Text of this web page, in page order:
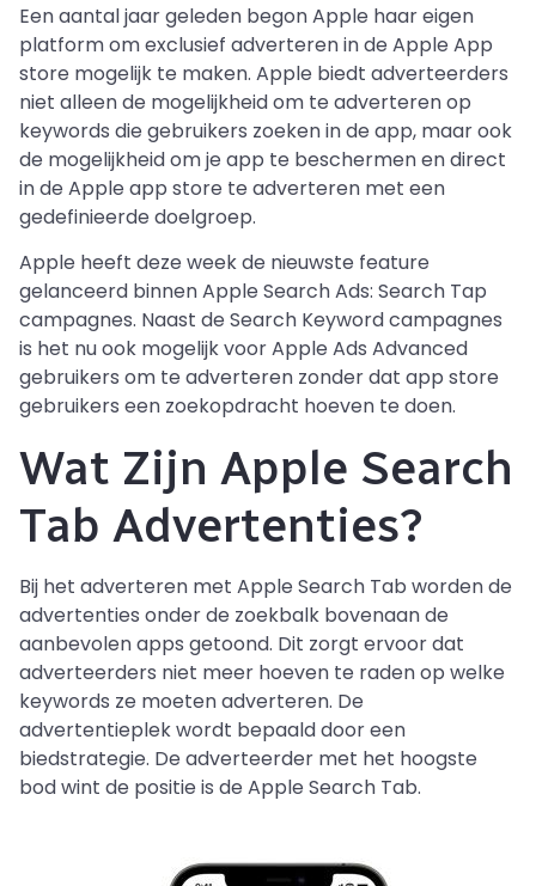
Een aantal jaar geleden begon Apple haar eigen
platform om exclusief adverteren in de Apple App
store mogelijk te maken. Apple biedt adverteerders
niet alleen de mogelijkheid om te adverteren op
keywords die gebruikers zoeken in de app, maar ook
de mogelijkheid om je app te beschermen en direct
in de Apple app store te adverteren met een
gedefinieerde doelgroep.
Apple heeft deze week de nieuwste feature
gelanceerd binnen Apple Search Ads: Search Tap
campagnes. Naast de Search Keyword campagnes
is het nu ook mogelijk voor Apple Ads Advanced
gebruikers om te adverteren zonder dat app store
gebruikers een zoekopdracht hoeven te doen.
Wat Zijn Apple Search
Tab Advertenties?
Bij het adverteren met Apple Search Tab worden de
advertenties onder de zoekbalk bovenaan de
aanbevolen apps getoond. Dit zorgt ervoor dat
adverteerders niet meer hoeven te raden op welke
keywords ze moeten adverteren. De
advertentieplek wordt bepaald door een
biedstrategie. De adverteerder met het hoogste
bod wint de positie is de Apple Search Tab.